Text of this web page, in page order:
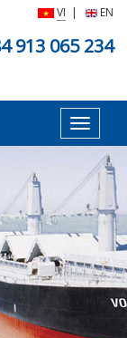
VI | EN
913 065 234
Toggle